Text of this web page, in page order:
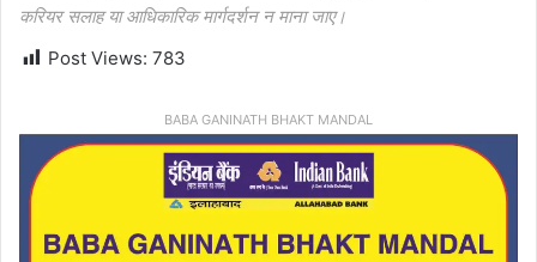
करियर सलाह या आधिकारिक मार्गदर्शन न माना जाए।
Post Views: 783
BABA GANINATH BHAKT MANDAL